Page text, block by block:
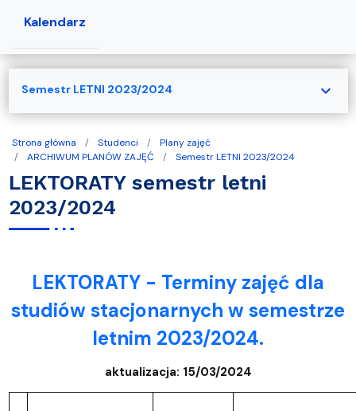
Kalendarz
Strona główna Studenci
Plany zajęć
ARCHIWUM PLANÓW ZAJĘĆ
Semestr LETNI 2023/2024
LEKTORATY semestr letni
2023/2024
LEKTORATY - Terminy zajęć dla
studiów stacjonarnych w semestrze
letnim 2023/2024.
aktualizacja: 15/03/2024
Semestr LETNI 2023/2024 expand_more